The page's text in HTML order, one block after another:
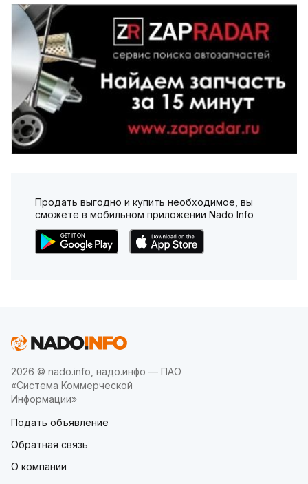
Продать выгодно и купить необходимое, вы
сможете в мобильном приложении Nado Info
2026 © nado.info, надо.инфо — ПАО
«Система Коммерческой
Информации»
Подать объявление
Обратная связь
О компании